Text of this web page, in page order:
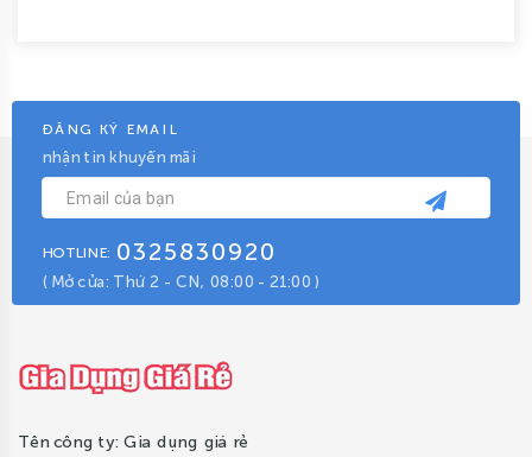
ĐĂNG KÝ EMAIL
nhận tin khuyến mãi
HOTLINE: 0325830920
( Mở cửa: Thứ 2 - CN, 08:00 - 21:00 )
Tên công ty: Gia dụng giá rẻ